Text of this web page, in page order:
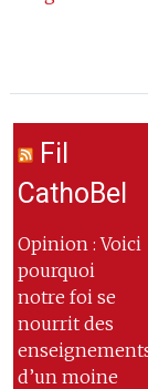
Fil
CathoBel
Opinion : Voici
pourquoi
notre foi se
nourrit des
enseignements
d’un moine